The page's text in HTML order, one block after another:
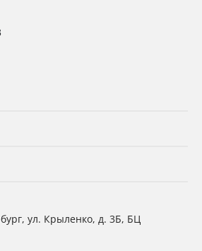
ул. Крыленко, д. 3Б, БЦ